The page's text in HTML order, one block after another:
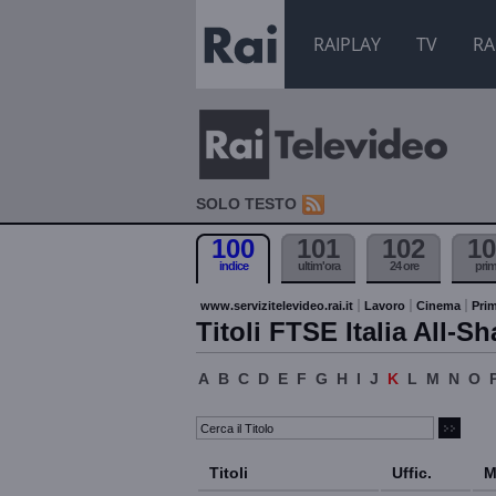
RAIPLAY TV
SOLO TESTO
100
indice
101
ultim'ora
102
24 ore
www.servizitelevideo.rai.it Lavoro Cinema
Titoli FTSE Italia All-
A B C D E F G H I J K L M N O
Titoli Uffic.